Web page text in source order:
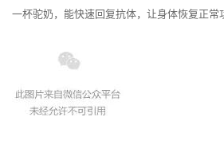
一杯驼奶，能快速回复抗体，让身体恢复正常